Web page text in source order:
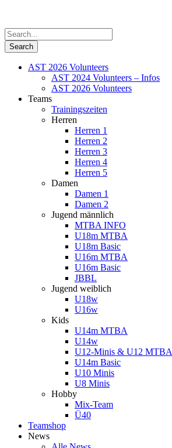
AST 2026 Volunteers
AST 2024 Volunteers – Infos
AST 2026 Volunteers
Teams
Trainingszeiten
Herren
Herren 1
Herren 2
Herren 3
Herren 4
Herren 5
Damen
Damen 1
Damen 2
Jugend männlich
MTBA INFO
U18m MTBA
U18m Basic
U16m MTBA
U16m Basic
JBBL
Jugend weiblich
U18w
U16w
Kids
U14m MTBA
U14w
U12-Minis & U12 MTBA
U14m Basic
U10 Minis
U8 Minis
Hobby
Mix-Team
Ü40
Teamshop
News